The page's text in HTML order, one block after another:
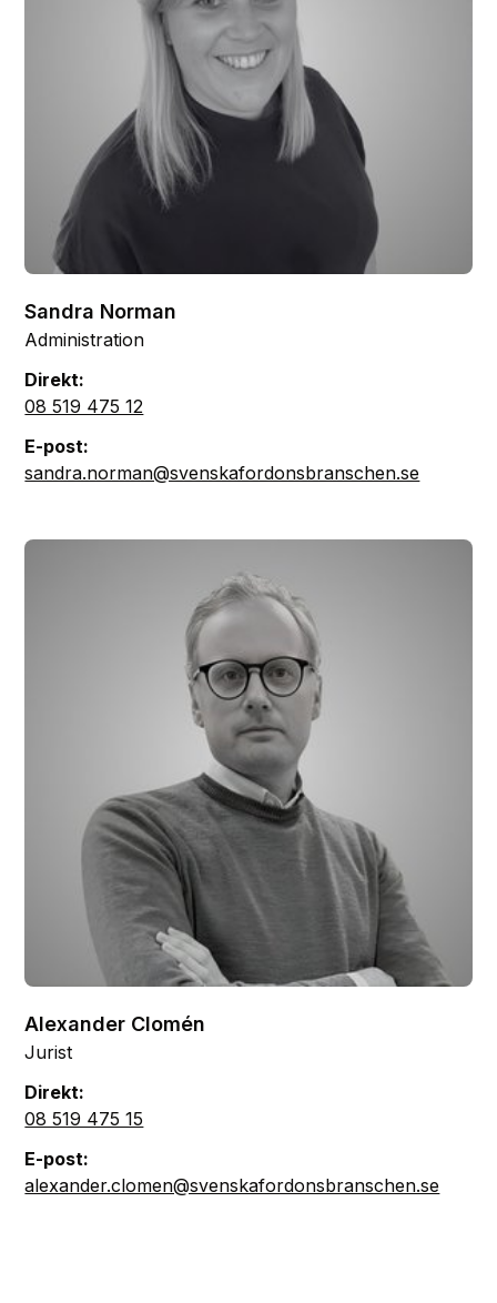
Sandra Norman
Administration
Direkt:
08 519 475 12
E-post:
sandra.norman@svenskafordonsbranschen.se
Alexander Clomén
Jurist
Direkt:
08 519 475 15
E-post:
alexander.clomen@svenskafordonsbranschen.se